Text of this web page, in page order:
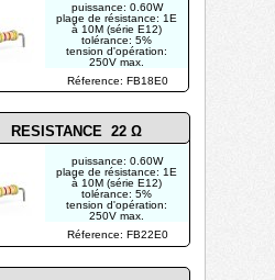
puissance: 0.60W
plage de résistance: 1E
à 10M (série E12)
tolérance: 5%
tension d'opération:
250V max.
puissance: 0.60W
plage de résistance: 1E
à 10M (série E12)
tolérance: 5%
tension d'opération:
250V max.
RESISTANCE 22 Ω
Réference: FB22E0
Réference: FB18E0